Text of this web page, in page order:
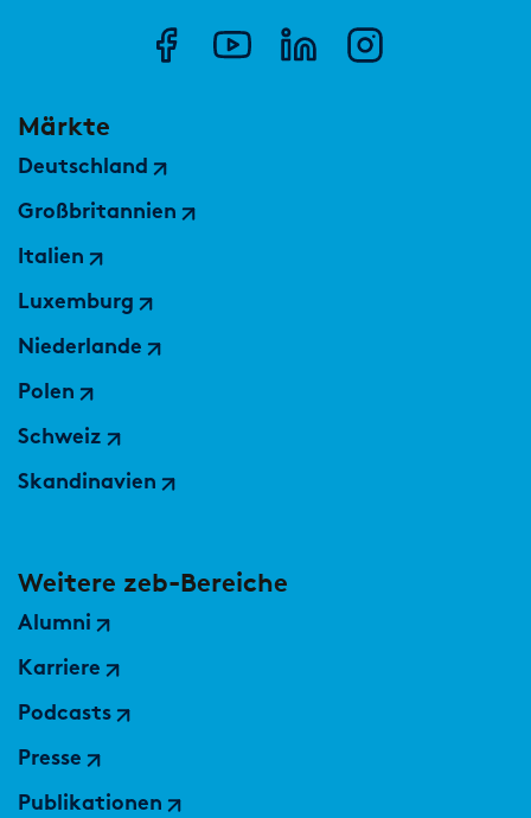
Märkte
Deutschland
Großbritannien
Italien
Luxemburg
Niederlande
Polen
Schweiz
Skandinavien
Weitere zeb-Bereiche
Alumni
Karriere
Podcasts
Presse
Publikationen